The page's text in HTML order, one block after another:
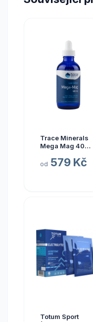
Trace Minerals
Mega Mag 400
elektrolyty, 118
od 579 Kč
Totum Sport